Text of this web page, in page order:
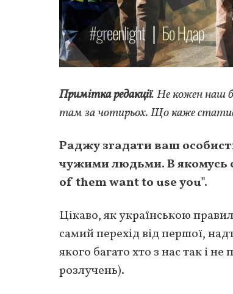
Примітка редакції. Не кожен наш
там за чотирьох. Що каже
Раджу згадати ваш
чужими людьми. В якомусь
of them want to use you".
Цікаво, як українською
самий перехід від першої,
якого багато хто з нас так і
розлучень).